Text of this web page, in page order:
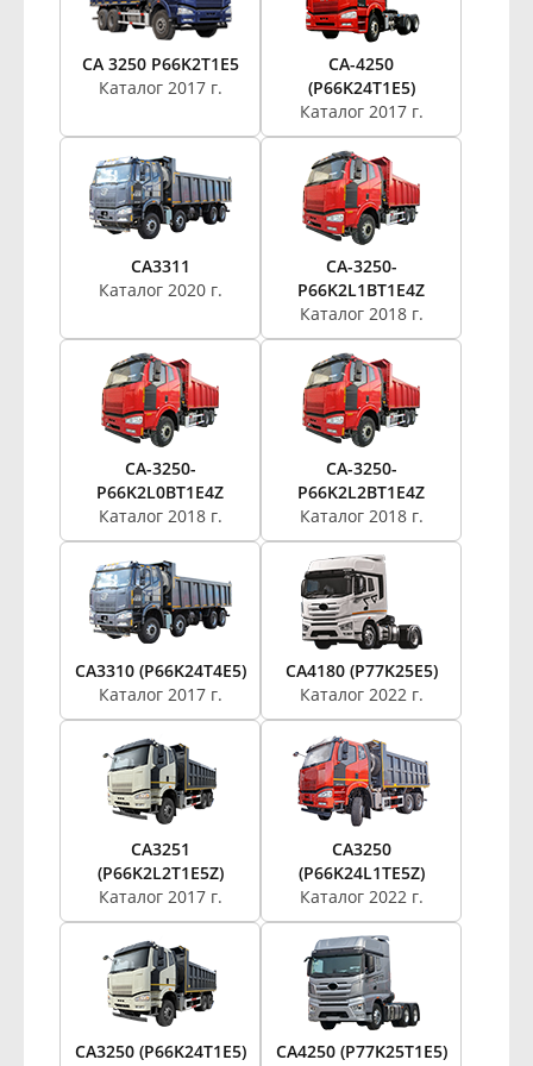
CA 3250 P66K2T1E5
Каталог 2017 г.
CA-4250
(P66K24T1E5)
Каталог 2017 г.
CA3311
Каталог 2020 г.
CA-3250-
P66K2L1BT1E4Z
Каталог 2018 г.
CA-3250-
P66K2L0BT1E4Z
Каталог 2018 г.
CA-3250-
P66K2L2BT1E4Z
Каталог 2018 г.
CA3310 (P66K24T4E5)
Каталог 2017 г.
CA4180 (P77K25E5)
Каталог 2022 г.
CA3251
(P66K2L2T1E5Z)
Каталог 2017 г.
CA3250
(P66K24L1TE5Z)
Каталог 2022 г.
CA3250 (P66K24T1E5)
CA4250 (P77K25T1E5)